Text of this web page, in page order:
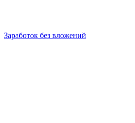
Заработок без вложений